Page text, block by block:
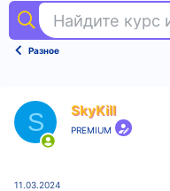
т
о
т
а
н
а
Разное
S SkyKill
PREMIUM
11.03.2024